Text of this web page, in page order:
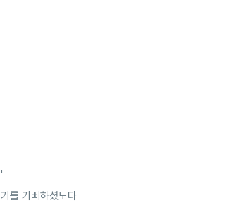
를 기뻐하셨도다